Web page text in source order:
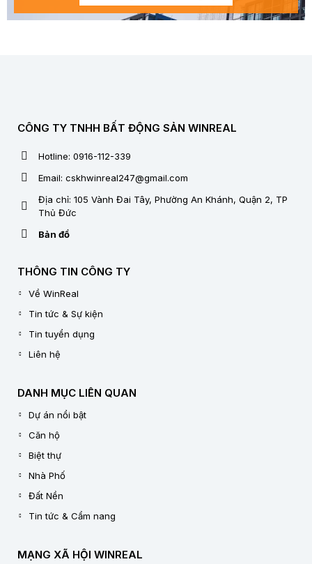
CÔNG TY TNHH BẤT ĐỘNG SẢN WINREAL
Hotline: 0916-112-339
Email: cskhwinreal247@gmail.com
Địa chỉ: 105 Vành Đai Tây, Phường An Khánh, Quận 2, TP
Thủ Đức
Bản đồ
THÔNG TIN CÔNG TY
Về WinReal
Tin tức & Sự kiện
Tin tuyển dụng
Liên hệ
DANH MỤC LIÊN QUAN
Dự án nổi bật
Căn hộ
Biệt thự
Nhà Phố
Đất Nền
Tin tức & Cẩm nang
MẠNG XÃ HỘI WINREAL